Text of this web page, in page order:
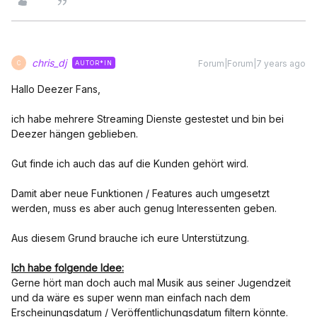
C chris_dj AUTOR*IN Forum|Forum|7 years ago
Hallo Deezer Fans,
ich habe mehrere Streaming Dienste gestestet und bin bei
Deezer hängen geblieben.
Gut finde ich auch das auf die Kunden gehört wird.
Damit aber neue Funktionen / Features auch umgesetzt
werden, muss es aber auch genug Interessenten geben.
Aus diesem Grund brauche ich eure Unterstützung.
Ich habe folgende Idee:
Gerne hört man doch auch mal Musik aus seiner Jugendzeit
und da wäre es super wenn man einfach nach dem
Erscheinungsdatum / Veröffentlichungsdatum filtern könnte.